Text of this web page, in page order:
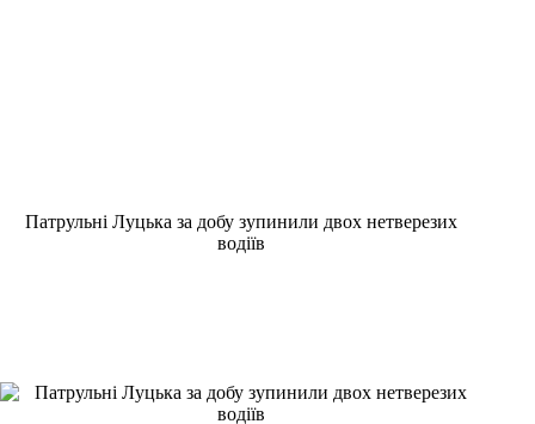
Патрульні Луцька за добу зупинили двох нетверезих
водіїв